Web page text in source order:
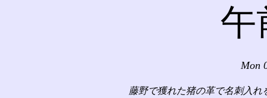
午
Mon
藤野で獲れた猪の革で名刺入